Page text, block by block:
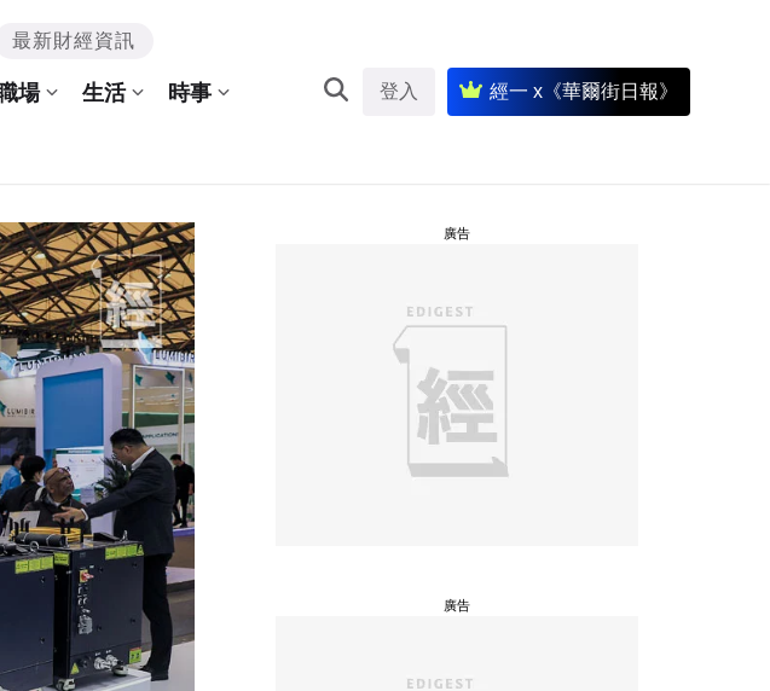
最新財經資訊
場 生活 時事 登入 經一 x《華爾街日報》
廣告
廣告